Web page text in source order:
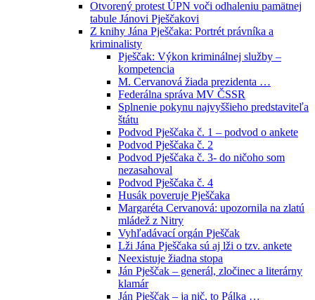
Otvorený protest ÚPN voči odhaleniu pamätnej
tabule Jánovi Pješčakovi
Z knihy Jána Pješčaka: Portrét právníka a
kriminalisty
Pješčak: Výkon kriminálnej služby –
kompetencia
M. Cervanová žiada prezidenta …
Federálna správa MV ČSSR
Splnenie pokynu najvyššieho predstaviteľa
štátu
Podvod Pješčaka č. 1 – podvod o ankete
Podvod Pješčaka č. 2
Podvod Pješčaka č. 3- do ničoho som
nezasahoval
Podvod Pješčaka č. 4
Husák poveruje Pješčaka
Margaréta Cervanová: upozornila na zlatú
mládež z Nitry
Vyhľadávací orgán Pješčak
Lži Jána Pješčaka sú aj lži o tzv. ankete
Neexistuje žiadna stopa
Ján Pješčak – generál, zločinec a literárny
klamár
Ján Pješčak – ja nič, to Pálka …